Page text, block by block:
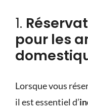
1.
pour les
Lorsque vous
il est essentiel d’